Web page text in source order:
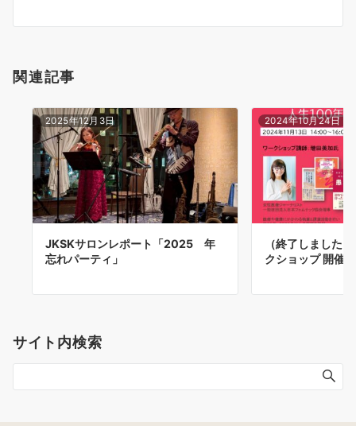
ン
関連記事
2025年12月3日
JKSKサロンレポート「2025 年
忘れパーティ」
2024年10月24日
（終了しました
クショップ 開催
サイト内検索